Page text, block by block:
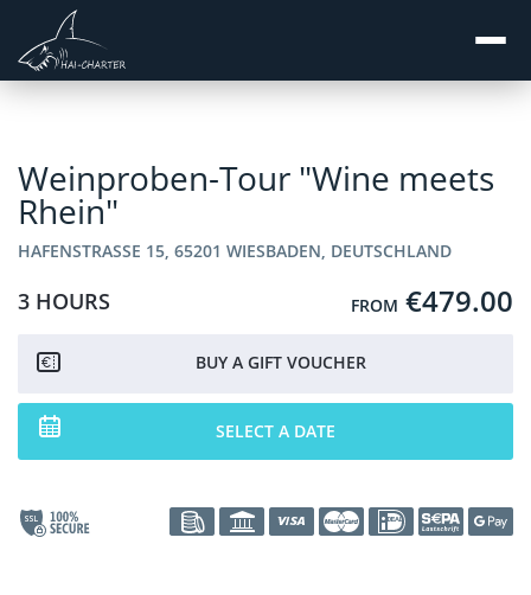
Weinproben-Tour "Wine meets
Rhein"
HAFENSTRASSE 15, 65201 WIESBADEN, DEUTSCHLAND
FROM €479.00
3 HOURS
BUY A GIFT VOUCHER
SELECT A DATE